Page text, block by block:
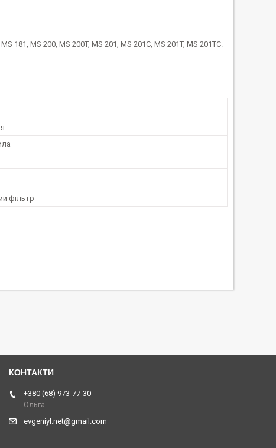
181, MS 200, MS 200T, MS 201, MS 201C, MS 201T, MS 201TC.
фільтр
+380 (68) 973-77-30
Ольга
evgeniyl.net@gmail.com